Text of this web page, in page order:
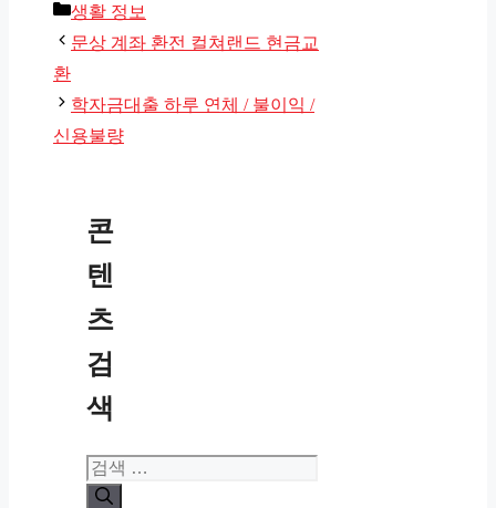
카
테
고
리
생활 정보
문상 계좌 환전 컬쳐랜드 현금교
환
학자금대출 하루 연체 / 불이익 /
신용불량
콘
텐
츠
검
색
검
색: